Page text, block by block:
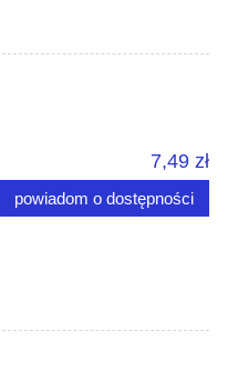
7,49 zł
powiadom o dostępności